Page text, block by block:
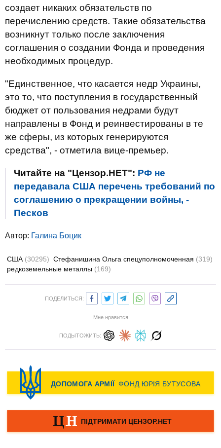
создает никаких обязательств по
перечислению средств. Такие обязательства
возникнут только после заключения
соглашения о создании Фонда и проведения
необходимых процедур.
"Единственное, что касается недр Украины,
это то, что поступления в государственный
бюджет от пользования недрами будут
направлены в Фонд и реинвестированы в те
же сферы, из которых генерируются
средства", - отметила вице-премьер.
Читайте на "Цензор.НЕТ": РФ не
передавала США перечень требований по
соглашению о прекращении войны, -
Песков
Автор: Галина Боцик
США (30295) Стефанишина Ольга спецуполномоченная (319)
редкоземельные металлы (169)
ПОДЕЛИТЬСЯ:
Мне нравится
ПОДЫТОЖИТЬ: